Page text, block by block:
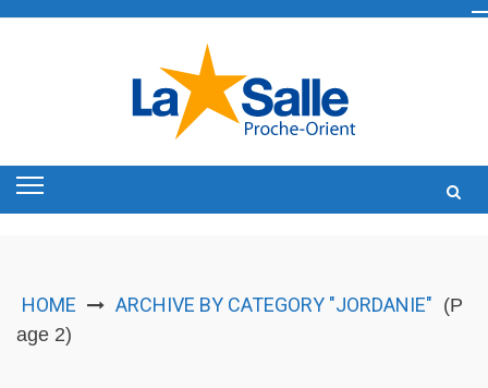
HOME ARCHIVE BY CATEGORY "JORDANIE" (P
age 2)